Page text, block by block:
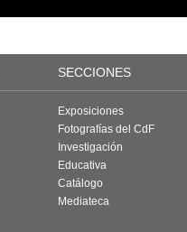
SECCIONES
Exposiciones
Fotografías del CdF
Investigación
Educativa
Catálogo
Mediateca